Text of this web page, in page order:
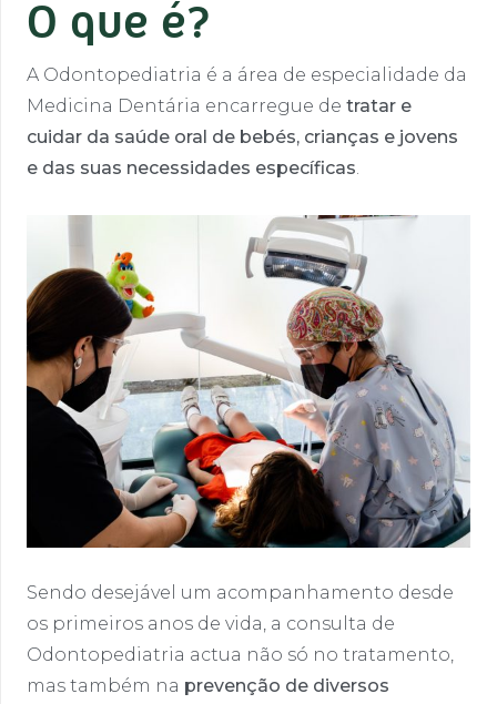
O que é?
A Odontopediatria é a área de especialidade da
Medicina Dentária encarregue de tratar e
cuidar da saúde oral de bebés, crianças e jovens
e das suas necessidades específicas.
Sendo desejável um acompanhamento desde
os primeiros anos de vida, a consulta de
Odontopediatria actua não só no tratamento,
mas também na prevenção de diversos